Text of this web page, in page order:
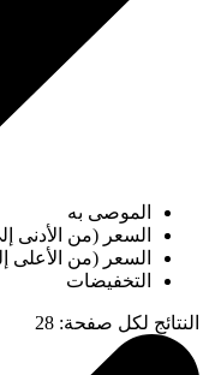
الموصى به
السعر (من الأدنى
السعر (من الأعلى
التخفيضات
النتائج لكل صفحة:
28